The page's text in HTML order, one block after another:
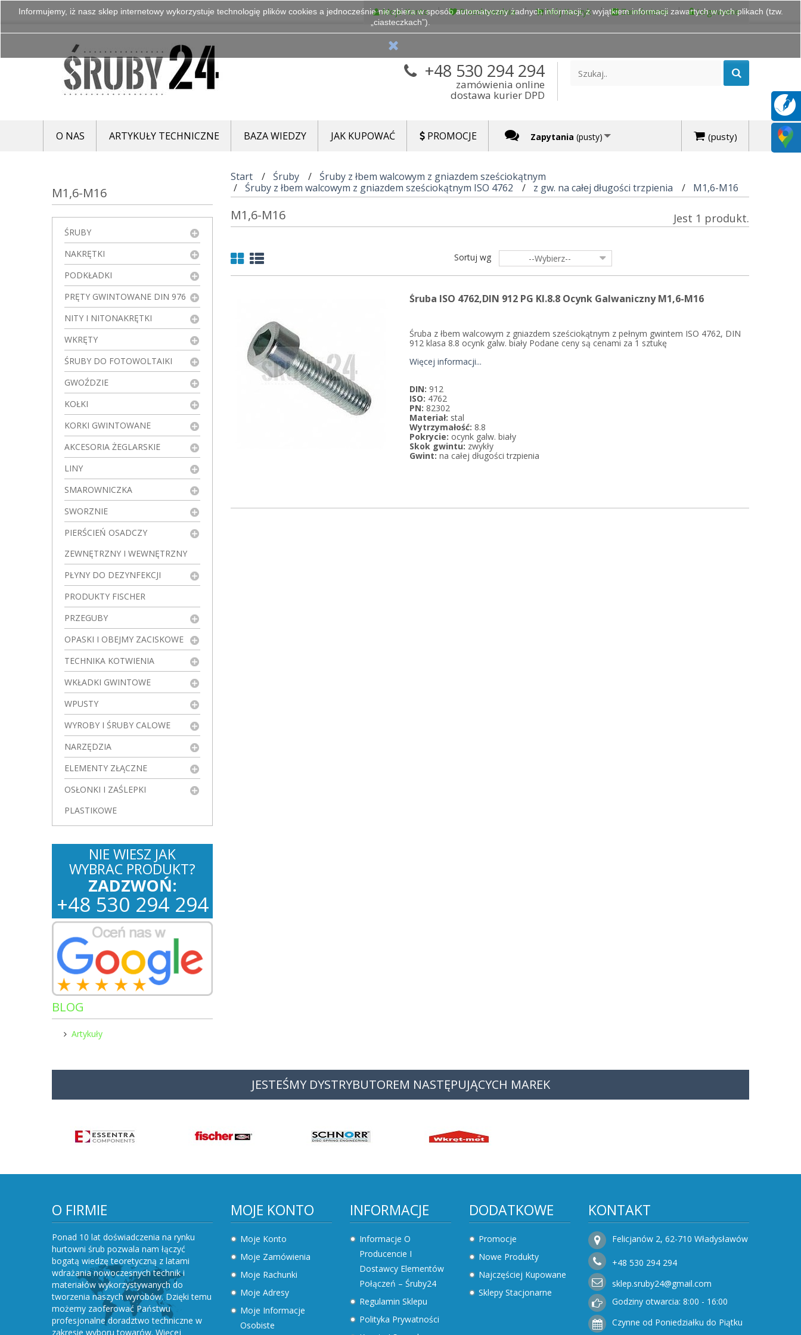
Moje Konto Przechowalnia Mój Koszyk Zamówienie Logowanie
(pusty)
+48 530 294 294
zamówienia online
dostawa kurier DPD
Zapytania (pusty)
O NAS ARTYKUŁY TECHNICZNE BAZA WIEDZY JAK KUPOWAĆ PROMOCJE
M1,6-M16
ŚRUBY
NAKRĘTKI
PODKŁADKI
PRĘTY GWINTOWANE DIN 976
NITY I NITONAKRĘTKI
WKRĘTY
ŚRUBY DO FOTOWOLTAIKI
GWOŹDZIE
KOŁKI
KORKI GWINTOWANE
AKCESORIA ŻEGLARSKIE
LINY
SMAROWNICZKA
SWORZNIE
PIERŚCIEŃ OSADCZY
ZEWNĘTRZNY I WEWNĘTRZNY
PŁYNY DO DEZYNFEKCJI
PRODUKTY FISCHER
PRZEGUBY
OPASKI I OBEJMY ZACISKOWE
TECHNIKA KOTWIENIA
WKŁADKI GWINTOWE
WPUSTY
WYROBY I ŚRUBY CALOWE
NARZĘDZIA
ELEMENTY ZŁĄCZNE
OSŁONKI I ZAŚLEPKI
PLASTIKOWE
NIE WIESZ JAK
WYBRAC PRODUKT?
ZADZWOŃ:
+48 530 294 294
BLOG
Artykuły
Start Śruby
Śruby z łbem walcowym z gniazdem sześciokątnym
Śruby z łbem walcowym z gniazdem sześciokątnym ISO 4762
z gw. na całej długości trzpienia M1,6-M16
M1,6-M16 Jest 1 produkt.
Sortuj wg --Wybierz--
Śruba ISO 4762,DIN 912 PG Kl.8.8 Ocynk Galwaniczny M1,6-M16
Śruba z łbem walcowym z gniazdem sześciokątnym z pełnym gwintem ISO 4762, DIN
912 klasa 8.8 ocynk galw. biały Podane ceny są cenami za 1 sztukę
Więcej informacji...
DIN: 912
ISO: 4762
PN: 82302
Materiał: stal
Wytrzymałość: 8.8
Pokrycie: ocynk galw. biały
Skok gwintu: zwykły
Gwint: na całej długości trzpienia
JESTEŚMY DYSTRYBUTOREM NASTĘPUJĄCYCH MAREK
O FIRMIE
Ponad 10 lat doświadczenia na rynku
hurtowni śrub pozwala nam łączyć
bogatą wiedzę teoretyczną z latami
wdrażania nowoczesnych technik i
materiałów wykorzystywanych do
tworzenia naszych wyrobów. Dzięki temu
możemy zaoferować Państwu
profesjonalne doradztwo techniczne w
zakresie wyboru towarów. Więcej
MOJE KONTO
Moje Konto
Moje Zamówienia
Moje Rachunki
Moje Adresy
Moje Informacje
Osobiste
INFORMACJE
Informacje O
Producencie I
Dostawcy Elementów
Połączeń – Śruby24
Regulamin Sklepu
Polityka Prywatności
DODATKOWE
Promocje
Nowe Produkty
Najczęściej Kupowane
Sklepy Stacjonarne
KONTAKT
Felicjanów 2, 62-710 Władysławów
+48 530 294 294
sklep.sruby24@gmail.com
Godziny otwarcia: 8:00 - 16:00
Czynne od Poniedziałku do Piątku
Informujemy, iż nasz sklep internetowy wykorzystuje technologię plików cookies a jednocześnie nie zbiera w sposób automatyczny żadnych informacji, z wyjątkiem informacji zawartych w tych plikach (tzw.
„ciasteczkach”).